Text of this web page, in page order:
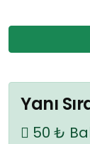
Yanı
50 ₺